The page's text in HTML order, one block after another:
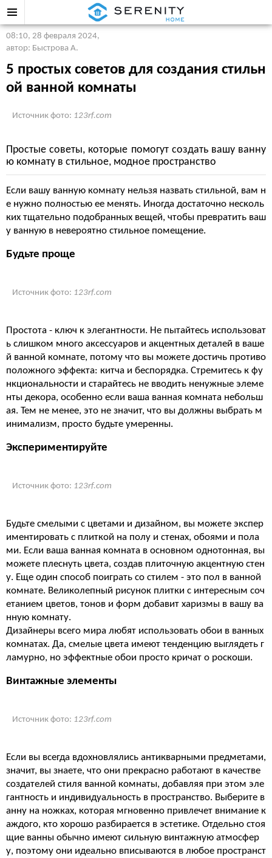
08:10, 28 февраля 2024,
автор: Быстрова А.
5 простых советов для создания стильн
ой ванной комнаты
Источник фото: 123rf.com
Простые советы, которые помогут создать вашу ванну
ю комнату в стильное, модное пространство
Если вашу ванную комнату нельзя назвать стильной, вам н
е нужно полностью ее менять. Иногда достаточно несколь
ких тщательно подобранных вещей, чтобы превратить ваш
у ванную в невероятно стильное помещение.
Будьте проще
Источник фото: 123rf.com
Простота - ключ к элегантности. Не пытайтесь использоват
ь слишком много аксессуаров и акцентных деталей в ваше
й ванной комнате, потому что вы можете достичь противо
положного эффекта: китча и беспорядка. Стремитесь к фу
нкциональности и старайтесь не вводить ненужные элеме
нты декора, особенно если ваша ванная комната небольш
ая. Тем не менее, это не значит, что вы должны выбрать м
инимализм, просто будьте умеренны.
Экспериментируйте
Источник фото: 123rf.com
Будьте смелыми с цветами и дизайном, вы можете экспер
иментировать с плиткой на полу и стенах, обоями и пола
ми. Если ваша ванная комната в основном однотонная, вы
можете плеснуть цвета, создав плиточную акцентную стен
у. Еще один способ поиграть со стилем - это пол в ванной
комнате. Великолепный рисунок плитки с интересным соч
етанием цветов, тонов и форм добавит харизмы в вашу ва
нную комнату.
Дизайнеры всего мира любят использовать обои в ванных
комнатах. Да, смелые цвета имеют тенденцию выглядеть г
ламурно, но эффектные обои просто кричат о роскоши.
Винтажные элементы
Источник фото: 123rf.com
Если вы всегда вдохновлялись антикварными предметами,
значит, вы знаете, что они прекрасно работают в качестве
создателей стиля ванной комнаты, добавляя при этом эле
гантность и индивидуальность в пространство. Выберите в
анну на ножках, которая мгновенно привлечет внимание к
аждого, кто хорошо разбирается в эстетике. Отдельно стоя
щие ванны обычно имеют сильную винтажную атмосфер
у, поэтому они идеально вписываются в любое пространст